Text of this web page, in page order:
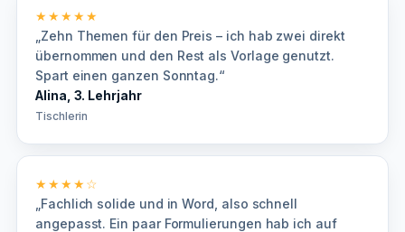
★★★★★
„Zehn Themen für den Preis – ich hab zwei direkt
übernommen und den Rest als Vorlage genutzt.
Spart einen ganzen Sonntag.“
Alina, 3. Lehrjahr
Tischlerin
★★★★☆
„Fachlich solide und in Word, also schnell
angepasst. Ein paar Formulierungen hab ich auf